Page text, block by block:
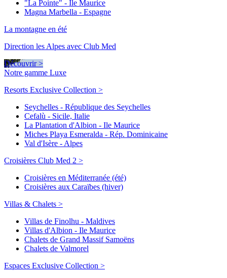
"La Pointe" - Ile Maurice
Magna Marbella - Espagne
La montagne en été
Direction les Alpes avec Club Med
Découvrir >
Notre gamme Luxe
Resorts Exclusive Collection >
Seychelles - République des Seychelles
Cefalù - Sicile, Italie
La Plantation d'Albion - Ile Maurice
Miches Playa Esmeralda - Rép. Dominicaine
Val d'Isère - Alpes
Croisières Club Med 2 >
Croisières en Méditerranée (été)
Croisières aux Caraïbes (hiver)
Villas & Chalets >
Villas de Finolhu - Maldives
Villas d'Albion - Ile Maurice
Chalets de Grand Massif Samoëns
Chalets de Valmorel
Espaces Exclusive Collection >